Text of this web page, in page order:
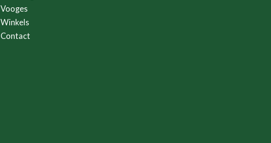
Vooges
Winkels
Contact